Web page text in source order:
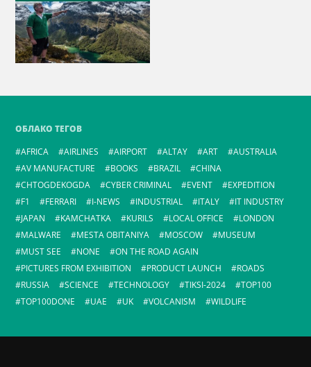
ОБЛАКО ТЕГОВ
AFRICA
AIRLINES AIRPORT ALTAY ART
AUSTRALIA
AV MANUFACTURE
BOOKS BRAZIL
CHINA
CHTOGDEKOGDA
CYBER CRIMINAL EVENT
EXPEDITION
F1
FERRARI I-NEWS INDUSTRIAL ITALY
IT INDUSTRY
JAPAN
KAMCHATKA KURILS LOCAL OFFICE
LONDON
MALWARE
MESTA OBITANIYA MOSCOW
MUSEUM
MUST SEE
NONE
ON THE ROAD AGAIN
PICTURES FROM EXHIBITION
PRODUCT LAUNCH
ROADS
RUSSIA
SCIENCE TECHNOLOGY TIKSI-2024
TOP100
TOP100DONE
UAE UK VOLCANISM WILDLIFE